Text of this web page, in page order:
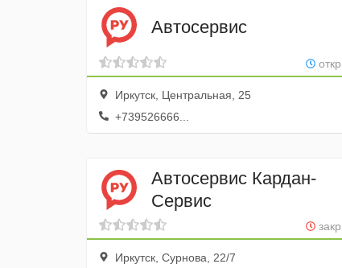
Автосервис
Иркутск, Центральная, 25
+739526666...
Автосервис Кардан-
Сервис
Иркутск, Сурнова, 22/7